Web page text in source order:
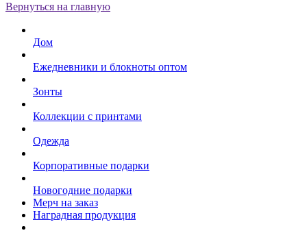
Вернуться на главную
Дом
Ежедневники и блокноты оптом
Зонты
Коллекции с принтами
Одежда
Корпоративные подарки
Новогодние подарки
Мерч на заказ
Наградная продукция